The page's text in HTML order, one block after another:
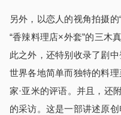
另外，以恋人的视角拍摄
“香辣料理店×外套”的三木
此之外，还特别收录了剧中
世界各地简单而独特的料
家·亚米的评语。并且，还
的采访。这是一部讲述原